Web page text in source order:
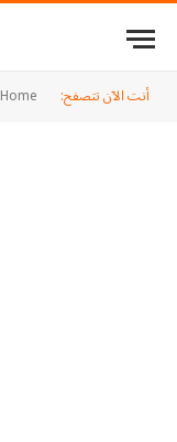
أنت الآن تتصفح: Home